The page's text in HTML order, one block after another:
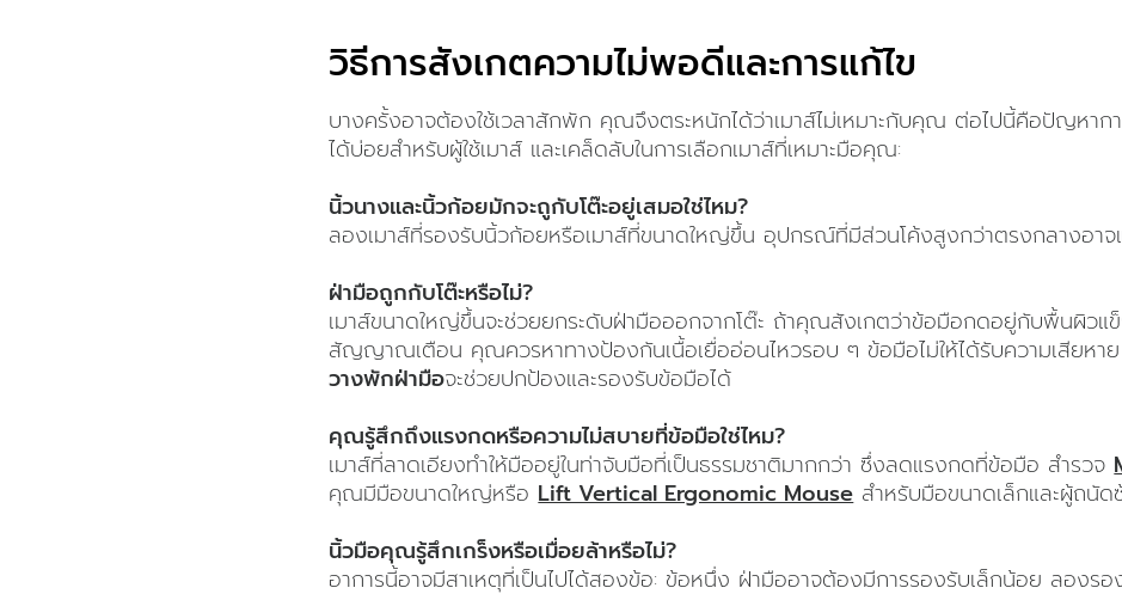
วิธีการสังเกตความไม่พอดีและการแก้ไข
บางครั้งอาจต้องใช้เวลาสักพัก คุณจึงตระหนักได้ว่าเมาส์ไม่เหมาะกับคุณ ต่อไปนี้คือปัญหาก
ได้บ่อยสำหรับผู้ใช้เมาส์ และเคล็ดลับในการเลือกเมาส์ที่เหมาะมือคุณ:
นิ้วนางและนิ้วก้อยมักจะถูกับโต๊ะอยู่เสมอใช่ไหม?
ลองเมาส์ที่รองรับนิ้วก้อยหรือเมาส์ที่ขนาดใหญ่ขึ้น อุปกรณ์ที่มีส่วนโค้งสูงกว่าตรงกลางอา
ฝ่ามือถูกกับโต๊ะหรือไม่?
เมาส์ขนาดใหญ่ขึ้นจะช่วยยกระดับฝ่ามือออกจากโต๊ะ ถ้าคุณสังเกตว่าข้อมือกดอยู่กับพื้นผิวแ
สัญญาณเตือน คุณควรหาทางป้องกันเนื้อเยื่ออ่อนไหวรอบ ๆ ข้อมือไม่ให้ได้รับความเสียหา
วางพักฝ่ามือจะช่วยปกป้องและรองรับข้อมือได้
คุณรู้สึกถึงแรงกดหรือความไม่สบายที่ข้อมือใช่ไหม?
เมาส์ที่ลาดเอียงทำให้มืออยู่ในท่าจับมือที่เป็นธรรมชาติมากกว่า ซึ่งลดแรงกดที่ข้อมือ สำรวจ
คุณมีมือขนาดใหญ่หรือLift Vertical Ergonomic Mouseสำหรับมือขนาดเล็กและผู้ถนัด
นิ้วมือคุณรู้สึกเกร็งหรือเมื่อยล้าหรือไม่?
อาการนี้อาจมีสาเหตุที่เป็นไปได้สองข้อ: ข้อหนึ่ง ฝ่ามืออาจต้องมีการรองรับเล็กน้อย ลองร